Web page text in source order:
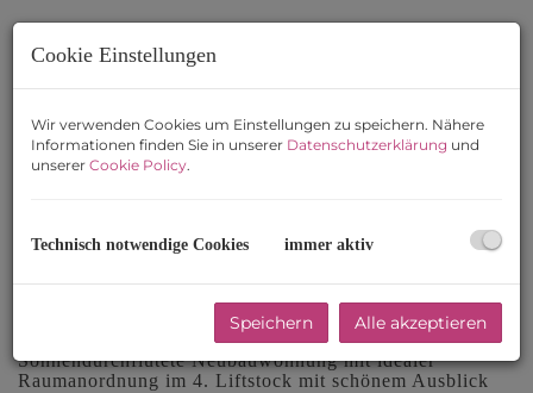
Ausblick nach Westen
Sonnendurchflutete Neubauwohnung mit idealer
Raumanordnung im 4. Liftstock mit schönem Ausblick
Cookie Einstellungen
Wir verwenden Cookies um Einstellungen zu speichern. Nähere
Informationen finden Sie in unserer Datenschutzerklärung und
unserer Cookie Policy.
Technisch notwendige Cookies immer aktiv
Speichern Alle akzeptieren